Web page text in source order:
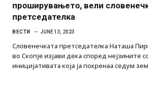
проширувањето, вели
претседателка
ВЕСТИ JUNE 13, 2023
Словенечката претседателка Наташа
во Скопје изјави дека според нејзините
иницијативата која ја покренаа седум